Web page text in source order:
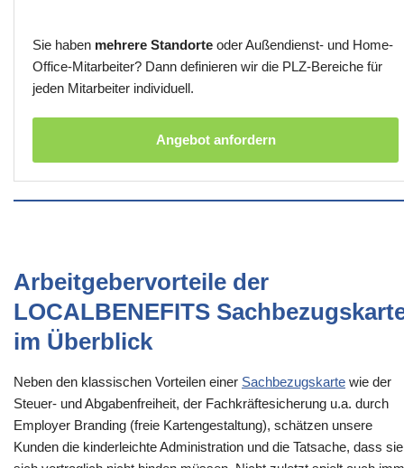
Sie haben mehrere Standorte oder Außendienst- und Home-
Office-Mitarbeiter? Dann definieren wir die PLZ-Bereiche für
jeden Mitarbeiter individuell.
Angebot anfordern
Arbeitgebervorteile der
LOCALBENEFITS
im Überblick
Neben den klassischen Vorteilen einer Sachbezugskarte wie der
Steuer- und Abgabenfreiheit, der Fachkräftesicherung u.a. durch
Employer Branding (freie Kartengestaltung), schätzen unsere
Kunden die kinderleichte Administration und die Tatsache, dass sie